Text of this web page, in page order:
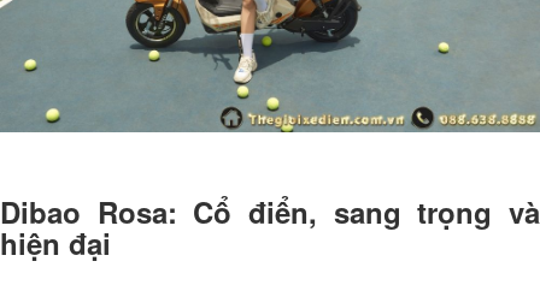
Dibao Rosa: Cổ điển, sang trọng và
hiện đại